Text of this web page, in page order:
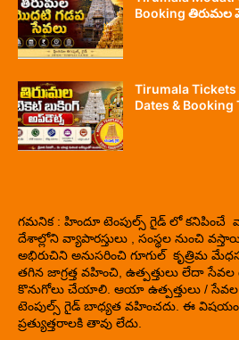
Booking తిరుమల
Tirumala Tickets
Dates & Booking
గమనిక : హిందూ టెంపుల్స్ గైడ్ లో కనిపించే
దేశాల్లోని వ్యాపారస్తులు , సంస్థల నుంచి
అభిరుచిని అనుసరించి గూగుల్ కృత్రిమ
తగిన జాగ్రత్త వహించి, ఉత్పత్తులు లేదా
కొనుగోలు చేయాలి. ఆయా ఉత్పత్తులు /
టెంపుల్స్ గైడ్ బాధ్యత వహించదు. ఈ
ప్రత్యుత్తరాలకి తావు లేదు.